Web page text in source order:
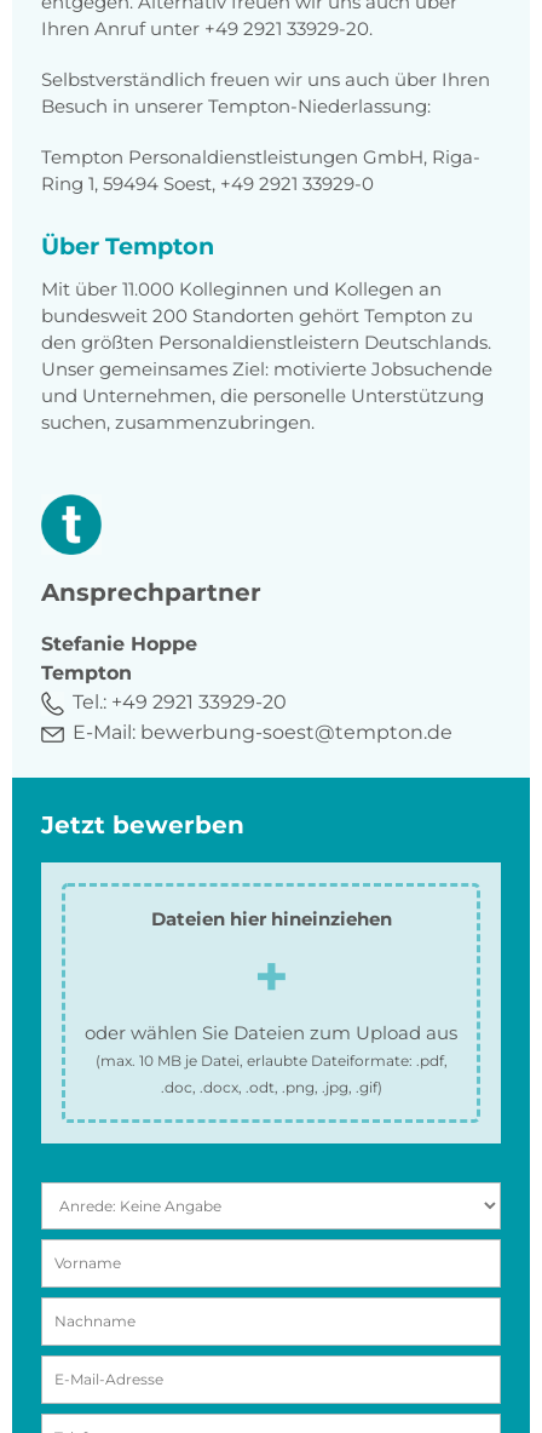
Ihren Anruf unter +49 2921 33929-20.
Selbstverständlich freuen wir uns auch über Ihren
Besuch in unserer Tempton-Niederlassung:
Tempton Personaldienstleistungen GmbH, Riga-
Ring 1, 59494 Soest, +49 2921 33929-0
Über Tempton
Mit über 11.000 Kolleginnen und Kollegen an
bundesweit 200 Standorten gehört Tempton zu
den größten Personaldienstleistern Deutschlands.
Unser gemeinsames Ziel: motivierte Jobsuchende
und Unternehmen, die personelle Unterstützung
suchen, zusammenzubringen.
Ansprechpartner
Stefanie Hoppe
Tempton
Tel.: +49 2921 33929-20
E-Mail: bewerbung-soest@tempton.de
Jetzt bewerben
Dateien hier hineinziehen
oder wählen Sie Dateien zum Upload aus
(max. 10 MBje Datei, erlaubte Dateiformate: .pdf,
.doc, .docx, .odt, .png, .jpg, .gif)